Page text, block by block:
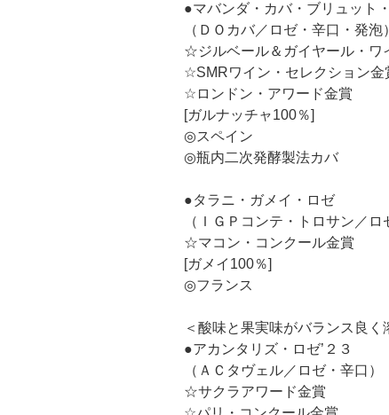
●マバンダ・カバ・ブリュット
（ＤＯカバ／ロゼ・辛口・発泡）
☆ジルベール＆ガイヤール・ワ
☆SMRワイン・セレクション金
☆ロンドン・アワード金賞
[ガルナッチャ100％]
◎スペイン
◎瓶内二次発酵製法カバ
●タラニ・ガメイ・ロゼ
（ＩＧＰコンテ・トロサン／ロ
☆マコン・コンクール金賞
[ガメイ100％]
◎フランス
＜酸味と果実味がバランス良
●アカンタリズ・ロゼ’２３
（ＡＣタヴェル／ロゼ・辛口）
☆サクラアワード金賞